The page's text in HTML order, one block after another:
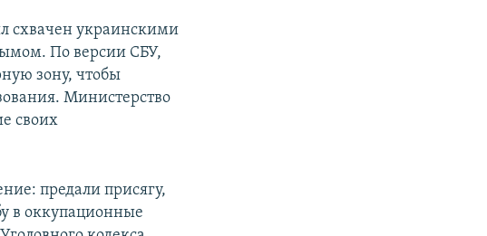
схвачен украинскими
По версии СБУ,
зону, чтобы
Министерство
своих
предали присягу,
в оккупационные